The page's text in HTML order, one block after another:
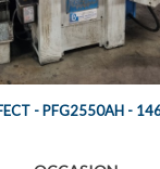
- PFG2550AH -